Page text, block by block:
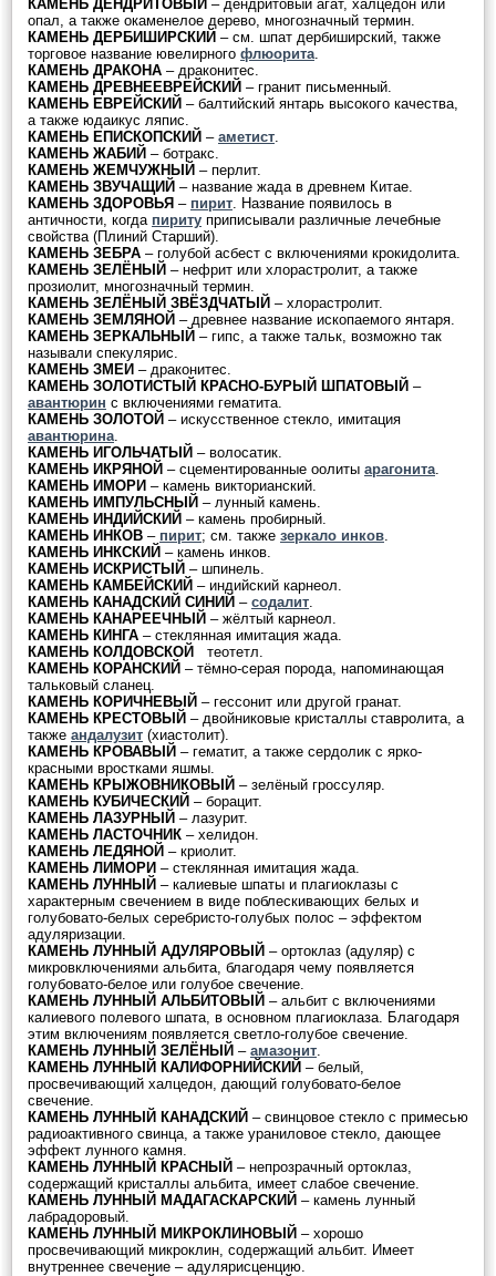
КАМЕНЬ ДЕНДРИТОВЫЙ – дендритовый агат, халцедон или
опал, а также окаменелое дерево, многозначный термин.
КАМЕНЬ ДЕРБИШИРСКИЙ – см. шпат дербиширский, также
торговое название ювелирного флюорита.
КАМЕНЬ ДРАКОНА – драконитес.
КАМЕНЬ ДРЕВНЕЕВРЕЙСКИЙ – гранит письменный.
КАМЕНЬ ЕВРЕЙСКИЙ – балтийский янтарь высокого качества,
а также юдаикус ляпис.
КАМЕНЬ ЕПИСКОПСКИЙ – аметист.
КАМЕНЬ ЖАБИЙ – ботракс.
КАМЕНЬ ЖЕМЧУЖНЫЙ – перлит.
КАМЕНЬ ЗВУЧАЩИЙ – название жада в древнем Китае.
КАМЕНЬ ЗДОРОВЬЯ – пирит. Название появилось в
античности, когда пириту приписывали различные лечебные
свойства (Плиний Старший).
КАМЕНЬ ЗЕБРА – голубой асбест с включениями крокидолита.
КАМЕНЬ ЗЕЛЁНЫЙ – нефрит или хлорастролит, а также
прозиолит, многозначный термин.
КАМЕНЬ ЗЕЛЁНЫЙ ЗВЁЗДЧАТЫЙ – хлорастролит.
КАМЕНЬ ЗЕМЛЯНОЙ – древнее название ископаемого янтаря.
КАМЕНЬ ЗЕРКАЛЬНЫЙ – гипс, а также тальк, возможно так
называли спекулярис.
КАМЕНЬ ЗМЕИ – драконитес.
КАМЕНЬ ЗОЛОТИСТЫЙ КРАСНО-БУРЫЙ ШПАТОВЫЙ –
авантюрин с включениями гематита.
КАМЕНЬ ЗОЛОТОЙ – искусственное стекло, имитация
авантюрина.
КАМЕНЬ ИГОЛЬЧАТЫЙ – волосатик.
КАМЕНЬ ИКРЯНОЙ – сцементированные оолиты арагонита.
КАМЕНЬ ИМОРИ – камень викторианский.
КАМЕНЬ ИМПУЛЬСНЫЙ – лунный камень.
КАМЕНЬ ИНДИЙСКИЙ – камень пробирный.
КАМЕНЬ ИНКОВ – пирит; см. также зеркало инков.
КАМЕНЬ ИНКСКИЙ – камень инков.
КАМЕНЬ ИСКРИСТЫЙ – шпинель.
КАМЕНЬ КАМБЕЙСКИЙ – индийский карнеол.
КАМЕНЬ КАНАДСКИЙ СИНИЙ – содалит.
КАМЕНЬ КАНАРЕЕЧНЫЙ – жёлтый карнеол.
КАМЕНЬ КИНГА – стеклянная имитация жада.
КАМЕНЬ КОЛДОВСКОЙ
теотетл.
КАМЕНЬ КОРАНСКИЙ – тёмно-серая порода, напоминающая
тальковый сланец.
КАМЕНЬ КОРИЧНЕВЫЙ – гессонит или другой гранат.
КАМЕНЬ КРЕСТОВЫЙ – двойниковые кристаллы ставролита, а
также андалузит (хиастолит).
КАМЕНЬ КРОВАВЫЙ – гематит, а также сердолик с ярко-
красными вростками яшмы.
КАМЕНЬ КРЫЖОВНИКОВЫЙ – зелёный гроссуляр.
КАМЕНЬ КУБИЧЕСКИЙ – борацит.
КАМЕНЬ ЛАЗУРНЫЙ – лазурит.
КАМЕНЬ ЛАСТОЧНИК – хелидон.
КАМЕНЬ ЛЕДЯНОЙ – криолит.
КАМЕНЬ ЛИМОРИ – стеклянная имитация жада.
КАМЕНЬ ЛУННЫЙ – калиевые шпаты и плагиоклазы с
характерным свечением в виде поблескивающих белых и
голубовато-белых серебристо-голубых полос – эффектом
адуляризации.
КАМЕНЬ ЛУННЫЙ АДУЛЯРОВЫЙ – ортоклаз (адуляр) с
микровключениями альбита, благодаря чему появляется
голубовато-белое или голубое свечение.
КАМЕНЬ ЛУННЫЙ АЛЬБИТОВЫЙ – альбит с включениями
калиевого полевого шпата, в основном плагиоклаза. Благодаря
этим включениям появляется светло-голубое свечение.
КАМЕНЬ ЛУННЫЙ ЗЕЛЁНЫЙ – амазонит.
КАМЕНЬ ЛУННЫЙ КАЛИФОРНИЙСКИЙ – белый,
просвечивающий халцедон, дающий голубовато-белое
свечение.
КАМЕНЬ ЛУННЫЙ КАНАДСКИЙ – свинцовое стекло с примесью
радиоактивного свинца, а также ураниловое стекло, дающее
эффект лунного камня.
КАМЕНЬ ЛУННЫЙ КРАСНЫЙ – непрозрачный ортоклаз,
содержащий кристаллы альбита, имеет слабое свечение.
КАМЕНЬ ЛУННЫЙ МАДАГАСКАРСКИЙ – камень лунный
лабрадоровый.
КАМЕНЬ ЛУННЫЙ МИКРОКЛИНОВЫЙ – хорошо
просвечивающий микроклин, содержащий альбит. Имеет
внутреннее свечение – адулярисценцию.